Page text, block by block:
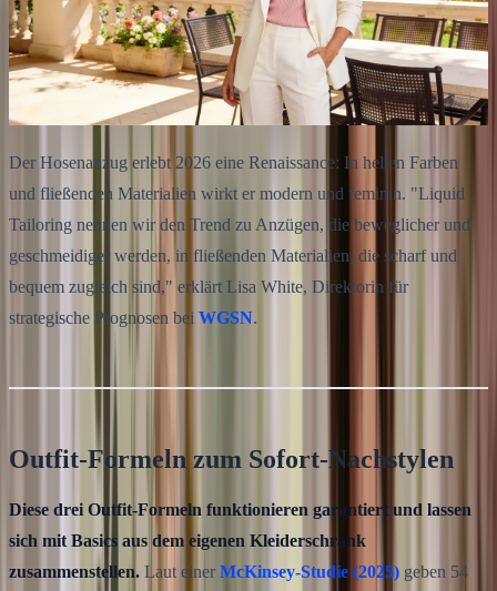
Der Hosenanzug erlebt 2026 eine Renaissance: In hellen Farben
und fließenden Materialien wirkt er modern und feminin. "Liquid
Tailoring nennen wir den Trend zu Anzügen, die beweglicher und
geschmeidiger werden, in fließenden Materialien, die scharf und
bequem zugleich sind," erklärt Lisa White, Direktorin für
strategische Prognosen bei WGSN.
Outfit-Formeln zum Sofort-Nachstylen
Diese drei Outfit-Formeln funktionieren garantiert und lassen
sich mit Basics aus dem eigenen Kleiderschrank
zusammenstellen. Laut einer McKinsey-Studie (2025) geben 54